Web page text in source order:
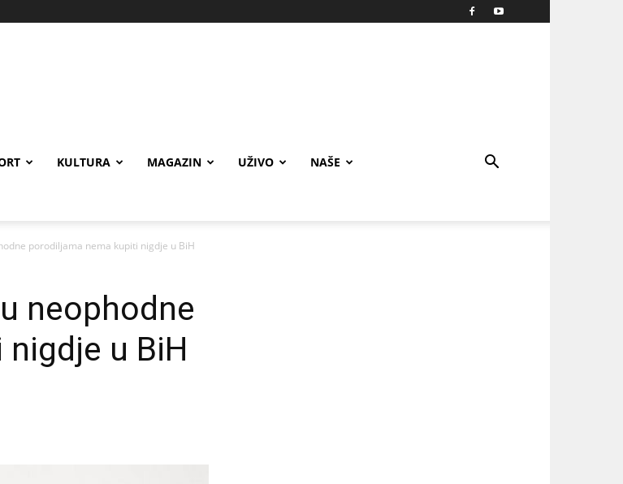
KULTURA MAGAZIN UŽIVO NAŠE
porodiljama nema kupiti nigdje u BiH
neophodne
u BiH